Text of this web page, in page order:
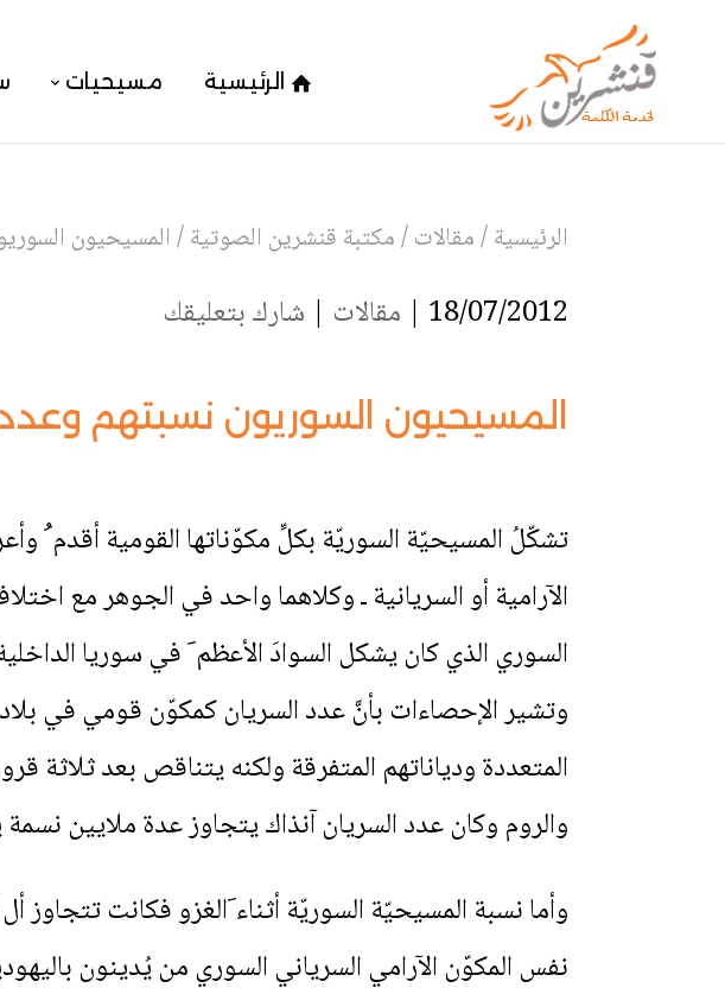
الرئيسية مسيحيات
الرئيسية/مقالات/مكتبة قنشرين الصوتية/المسيحيون
18/07/2012 | مقالات | شارك بتعليقك
المسيحيون السوريون نسبتهم
تشكّلُ المسيحيّة السوريّة بكلِّ مكوّناتها القومية أقدم
الآرامية أو السريانية ـ وكلاهما واحد في الجوهر مع
السوري الذي كان يشكل السوادَ الأعظم َ في سوريا
المتعددة ودياناتهم المتفرقة ولكنه يتناقص بعد
والروم وكان عدد السريان آنذاك يتجاوز عدة ملايين
نفس المكوّن الآرامي السرياني السوري من يُدينون